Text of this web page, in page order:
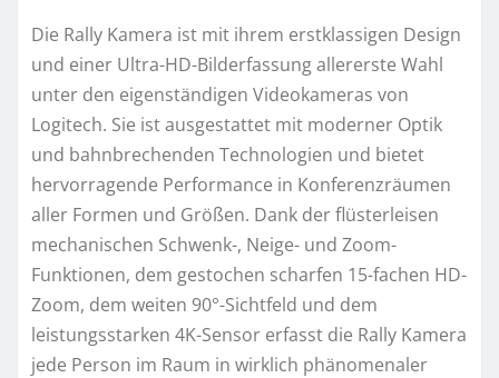
Die Rally Kamera ist mit ihrem erstklassigen Design
und einer Ultra-HD-Bilderfassung allererste Wahl
unter den eigenständigen Videokameras von
Logitech. Sie ist ausgestattet mit moderner Optik
und bahnbrechenden Technologien und bietet
hervorragende Performance in Konferenzräumen
aller Formen und Größen. Dank der flüsterleisen
mechanischen Schwenk-, Neige- und Zoom-
Funktionen, dem gestochen scharfen 15-fachen HD-
Zoom, dem weiten 90°-Sichtfeld und dem
leistungsstarken 4K-Sensor erfasst die Rally Kamera
jede Person im Raum in wirklich phänomenaler